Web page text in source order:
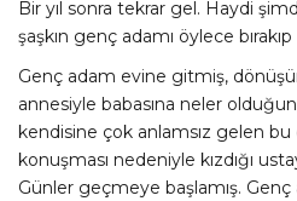
Bir yıl sonra tekrar gel. Haydi
şaşkın genç adamı öylece
Genç adam evine gitmiş,
annesiyle babasına neler
kendisine çok anlamsız gelen bu
konuşması nedeniyle kızdığı
Günler geçmeye başlamış.